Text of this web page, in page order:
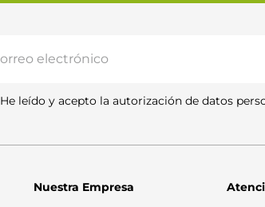
Enviar comentario
He leído y acepto la autorización de datos
Nuestra Empresa